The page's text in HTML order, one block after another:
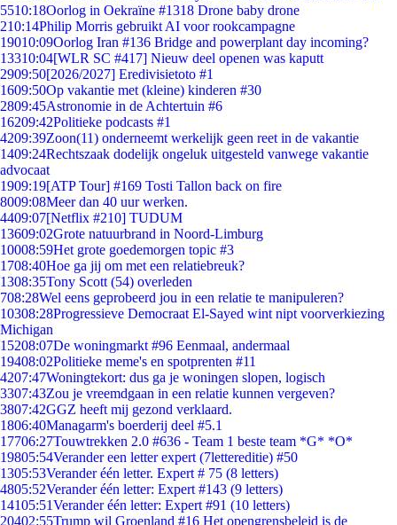
5510:18Oorlog in Oekraïne #1318 Drone baby drone
210:14Philip Morris gebruikt AI voor rookcampagne
19010:09Oorlog Iran #136 Bridge and powerplant day incoming?
13310:04[WLR SC #417] Nieuw deel openen was kaputt
2909:50[2026/2027] Eredivisietoto #1
1609:50Op vakantie met (kleine) kinderen #30
2809:45Astronomie in de Achtertuin #6
16209:42Politieke podcasts #1
4209:39Zoon(11) onderneemt werkelijk geen reet in de vakantie
1409:24Rechtszaak dodelijk ongeluk uitgesteld vanwege vakantie
advocaat
1909:19[ATP Tour] #169 Tosti Tallon back on fire
8009:08Meer dan 40 uur werken.
4409:07[Netflix #210] TUDUM
13609:02Grote natuurbrand in Noord-Limburg
10008:59Het grote goedemorgen topic #3
1708:40Hoe ga jij om met een relatiebreuk?
1308:35Tony Scott (54) overleden
708:28Wel eens geprobeerd jou in een relatie te manipuleren?
10308:28Progressieve Democraat El-Sayed wint nipt voorverkiezing
Michigan
15208:07De woningmarkt #96 Eenmaal, andermaal
19408:02Politieke meme's en spotprenten #11
4207:47Woningtekort: dus ga je woningen slopen, logisch
3307:43Zou je vreemdgaan in een relatie kunnen vergeven?
3807:42GGZ heeft mij gezond verklaard.
1806:40Managarm's boerderij deel #5.1
17706:27Touwtrekken 2.0 #636 - Team 1 beste team *G* *O*
19805:54Verander een letter expert (7lettereditie) #50
1305:53Verander één letter. Expert # 75 (8 letters)
4805:52Verander één letter: Expert #143 (9 letters)
14105:51Verander één letter: Expert #91 (10 letters)
20402:55Trump wil Groenland #16 Het opengrensbeleid is de